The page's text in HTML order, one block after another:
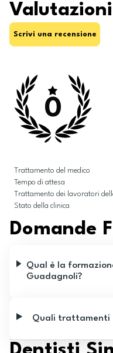
Scrivi una recensione
0
Trattamento del medico
Tempo di attesa
Trattamento dei lavoratori
Stato della clinica
Domande
Qual è la
Guadagnoli?
Quali trattamenti